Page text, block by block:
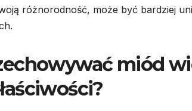
różnorodność, może być bardziej
miód